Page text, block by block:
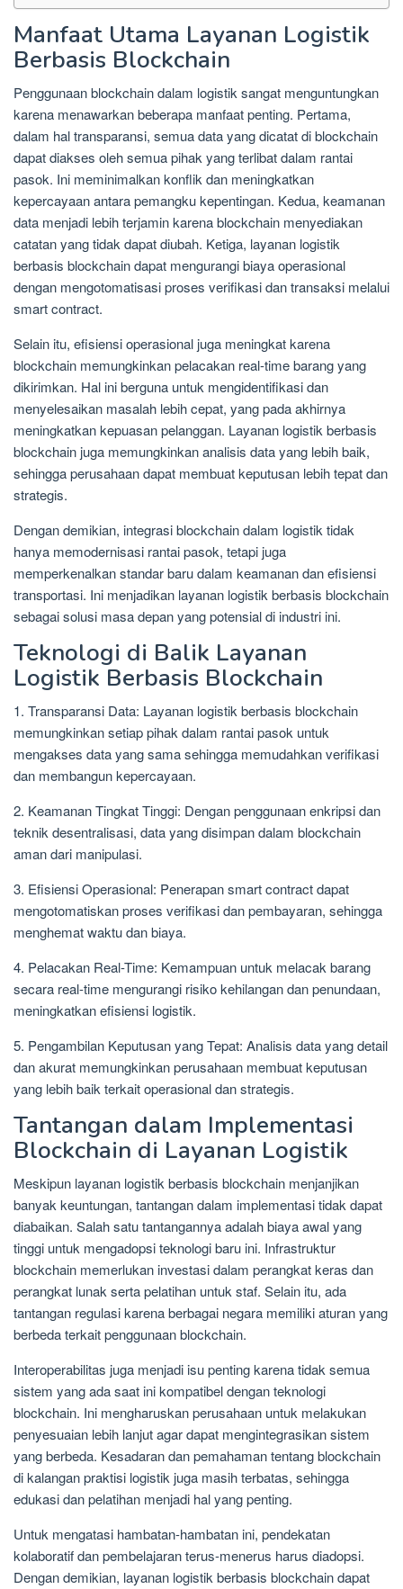
Manfaat Utama Layanan Logistik
Berbasis Blockchain
Penggunaan blockchain dalam logistik sangat menguntungkan
karena menawarkan beberapa manfaat penting. Pertama,
dalam hal transparansi, semua data yang dicatat di blockchain
dapat diakses oleh semua pihak yang terlibat dalam rantai
pasok. Ini meminimalkan konflik dan meningkatkan
kepercayaan antara pemangku kepentingan. Kedua, keamanan
data menjadi lebih terjamin karena blockchain menyediakan
catatan yang tidak dapat diubah. Ketiga, layanan logistik
berbasis blockchain dapat mengurangi biaya operasional
dengan mengotomatisasi proses verifikasi dan transaksi melalui
smart contract.
Selain itu, efisiensi operasional juga meningkat karena
blockchain memungkinkan pelacakan real-time barang yang
dikirimkan. Hal ini berguna untuk mengidentifikasi dan
menyelesaikan masalah lebih cepat, yang pada akhirnya
meningkatkan kepuasan pelanggan. Layanan logistik berbasis
blockchain juga memungkinkan analisis data yang lebih baik,
sehingga perusahaan dapat membuat keputusan lebih tepat dan
strategis.
Dengan demikian, integrasi blockchain dalam logistik tidak
hanya memodernisasi rantai pasok, tetapi juga
memperkenalkan standar baru dalam keamanan dan efisiensi
transportasi. Ini menjadikan layanan logistik berbasis blockchain
sebagai solusi masa depan yang potensial di industri ini.
Teknologi di Balik Layanan
Logistik Berbasis Blockchain
1. Transparansi Data: Layanan logistik berbasis blockchain
memungkinkan setiap pihak dalam rantai pasok untuk
mengakses data yang sama sehingga memudahkan verifikasi
dan membangun kepercayaan.
2. Keamanan Tingkat Tinggi: Dengan penggunaan enkripsi dan
teknik desentralisasi, data yang disimpan dalam blockchain
aman dari manipulasi.
3. Efisiensi Operasional: Penerapan smart contract dapat
mengotomatiskan proses verifikasi dan pembayaran, sehingga
menghemat waktu dan biaya.
4. Pelacakan Real-Time: Kemampuan untuk melacak barang
secara real-time mengurangi risiko kehilangan dan penundaan,
meningkatkan efisiensi logistik.
5. Pengambilan Keputusan yang Tepat: Analisis data yang detail
dan akurat memungkinkan perusahaan membuat keputusan
yang lebih baik terkait operasional dan strategis.
Tantangan dalam Implementasi
Blockchain di Layanan Logistik
Meskipun layanan logistik berbasis blockchain menjanjikan
banyak keuntungan, tantangan dalam implementasi tidak dapat
diabaikan. Salah satu tantangannya adalah biaya awal yang
tinggi untuk mengadopsi teknologi baru ini. Infrastruktur
blockchain memerlukan investasi dalam perangkat keras dan
perangkat lunak serta pelatihan untuk staf. Selain itu, ada
tantangan regulasi karena berbagai negara memiliki aturan yang
berbeda terkait penggunaan blockchain.
Interoperabilitas juga menjadi isu penting karena tidak semua
sistem yang ada saat ini kompatibel dengan teknologi
blockchain. Ini mengharuskan perusahaan untuk melakukan
penyesuaian lebih lanjut agar dapat mengintegrasikan sistem
yang berbeda. Kesadaran dan pemahaman tentang blockchain
di kalangan praktisi logistik juga masih terbatas, sehingga
edukasi dan pelatihan menjadi hal yang penting.
Untuk mengatasi hambatan-hambatan ini, pendekatan
kolaboratif dan pembelajaran terus-menerus harus diadopsi.
Dengan demikian, layanan logistik berbasis blockchain dapat